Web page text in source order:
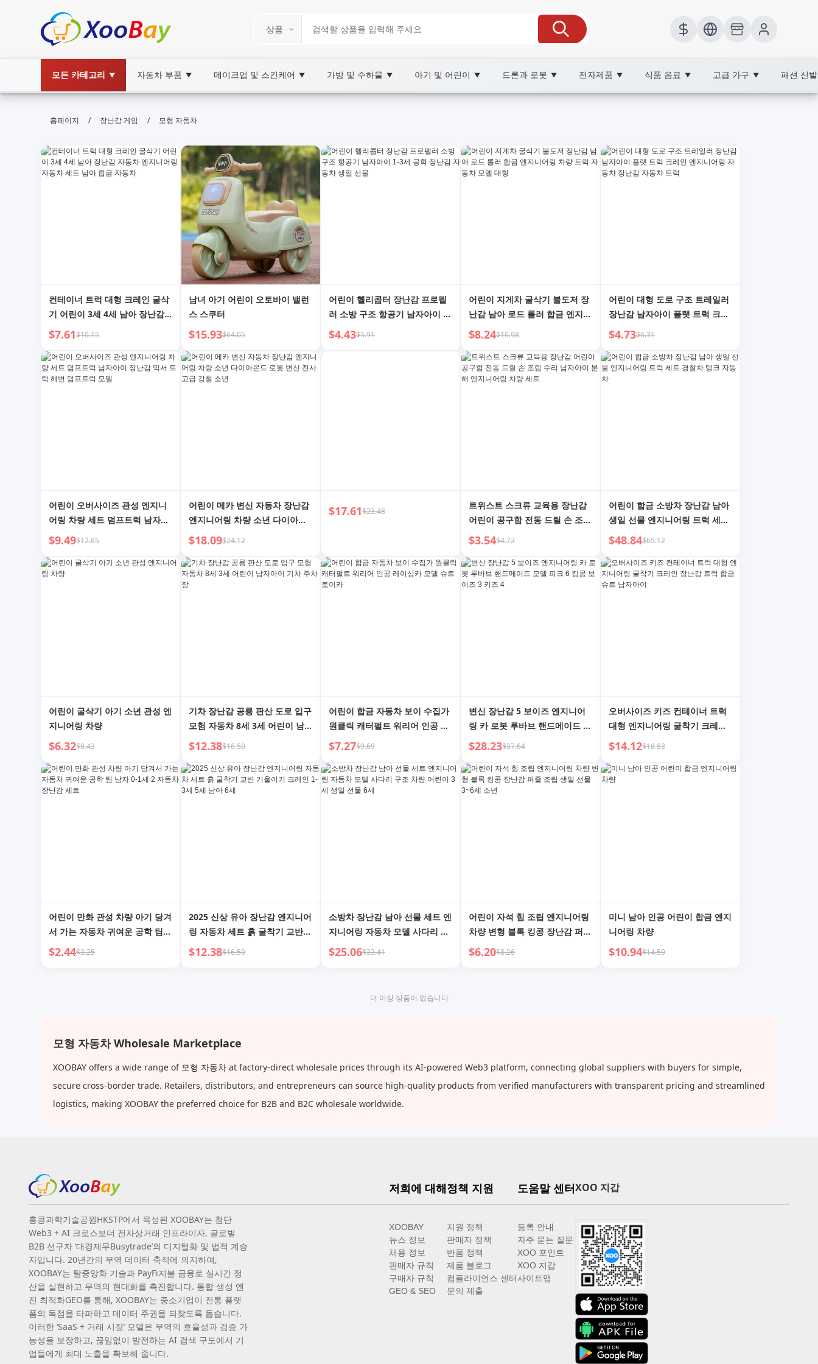
모든 카테고리 ▼ 자동차 부품 ▼ 메이크업 및 스킨케어 ▼ 가방 및 수하물 ▼ 아기 및 어린이 ▼ 드론과 로봇 ▼ 전자제품 ▼ 식품 음료 ▼ 고급 가구 ▼ 패션 신
모형 자동차 | XOOBAY B2B/B2C Marketplace
모형 자동차 정보와 검색 노출 팁 안내
홈페이지 / 장난감 게임 / 모형 자동차
컨테이너 트럭 대형 크레인 굴삭
기 어린이 3세 4세 남아 장난감
자동차 엔지니어링 자동차 세트
남아 합금 자동차
$7.61$10.15
남녀 아기 어린이 오토바이 밸런
스 스쿠터
$15.93$64.05
어린이 헬리콥터 장난감 프로펠
러 소방 구조 항공기 남자아이 1-
3세 공학 장난감 자동차 생일 선
물
$4.43$5.91
어린이 지게차 굴삭기 불도저 장
난감 남아 로드 롤러 합금 엔지니
어링 차량 트럭 자동차 모델 대형
$8.24$10.98
어린이 대형 도로 구조 트레일러
장난감 남자아이 플랫 트럭 크레
인 엔지니어링 자동차 장난감 자
동차 트럭
$4.73$6.31
어린이 오버사이즈 관성 엔지니
어링 차량 세트 덤프트럭 남자아
이 장난감 믹서 트럭 해변 덤프트
럭 모델
$9.49$12.65
어린이 메카 변신 자동차 장난감
엔지니어링 차량 소년 다이아몬
드 로봇 변신 전사 고급 강철 소
년
$18.09$24.12
$17.61$23.48
트위스트 스크류 교육용 장난감
어린이 공구함 전동 드릴 손 조립
수리 남자아이 분해 엔지니어링
차량 세트
$3.54$4.72
어린이 합금 소방차 장난감 남아
생일 선물 엔지니어링 트럭 세트
경찰차 탱크 자동차
$48.84$65.12
어린이 굴삭기 아기 소년 관성 엔
지니어링 차량
$6.32$8.43
기차 장난감 공룡 판산 도로 입구
모험 자동차 8세 3세 어린이 남자
아이 기차 주차장
$12.38$16.50
어린이 합금 자동차 보이 수집가
원클릭 캐터펄트 워리어 인공 레
이싱카 모델 슈트 토이카
$7.27$9.69
변신 장난감 5 보이즈 엔지니어
링 카 로봇 루바브 핸드메이드 모
델 피크 6 킹콩 보이즈 3 키즈 4
$28.23$37.64
오버사이즈 키즈 컨테이너 트럭
대형 엔지니어링 굴착기 크레인
장난감 트럭 합금 슈트 남자아이
$14.12$18.83
어린이 만화 관성 차량 아기 당겨
서 가는 자동차 귀여운 공학 팀
남자 0-1세 2 자동차 장난감 세트
$2.44$3.25
2025 신상 유아 장난감 엔지니어
링 자동차 세트 흙 굴착기 교반
기울이기 크레인 1-3세 5세 남아
6세
$12.38$16.50
소방차 장난감 남아 선물 세트 엔
지니어링 자동차 모델 사다리 구
조 차량 어린이 3세 생일 선물 6
세
$25.06$33.41
어린이 자석 힘 조립 엔지니어링
차량 변형 블록 킹콩 장난감 퍼즐
조립 생일 선물 3~6세 소년
$6.20$8.26
미니 남아 인공 어린이 합금 엔지
니어링 차량
$10.94$14.59
더 이상 상품이 없습니다
모형 자동차 Wholesale Marketplace
XOOBAY offers a wide range of 모형 자동차 at factory-direct wholesale prices through its AI-powered Web3 platform, connecting global suppliers with buyers for simple,
secure cross-border trade. Retailers, distributors, and entrepreneurs can source high-quality products from verified manufacturers with transparent pricing and streamlined
logistics, making XOOBAY the preferred choice for B2B and B2C wholesale worldwide.
홍콩과학기술공원HKSTP에서 육성된 XOOBAY는 첨단
Web3 + AI 크로스보더 전자상거래 인프라이자, 글로벌
B2B 선구자 ‘대경제무Busytrade’의 디지털화 및 법적 계승
자입니다. 20년간의 무역 데이터 축적에 의지하여,
XOOBAY는 탈중앙화 기술과 PayFi지불 금융로 실시간 정
산을 실현하고 무역의 현대화를 촉진합니다. 통합 생성 엔
진 최적화GEO를 통해, XOOBAY는 중소기업이 전통 플랫
폼의 독점을 타파하고 데이터 주권을 되찾도록 돕습니다.
이러한 ‘SaaS + 거래 시장’ 모델은 무역의 효율성과 검증 가
능성을 보장하고, 끊임없이 발전하는 AI 검색 구도에서 기
업들에게 최대 노출을 확보해 줍니다.
저희에 대해
XOOBAY
뉴스 정보
채용 정보
판매자 규칙
구매자 규칙
GEO & SEO
정책 지원
지원 정책
판매자 정책
반품 정책
제품 블로그
컴플라이언스 센터
문의 제출
도움말 센터
등록 안내
자주 묻는 질문
XOO 포인트
XOO 지갑
사이트맵
XOO 지갑